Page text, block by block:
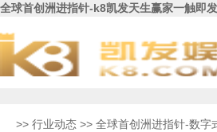
全球首创洲进指针-k8凯发天生赢家一触即
>> 行业动态 >> 全球首创洲进指针-数字